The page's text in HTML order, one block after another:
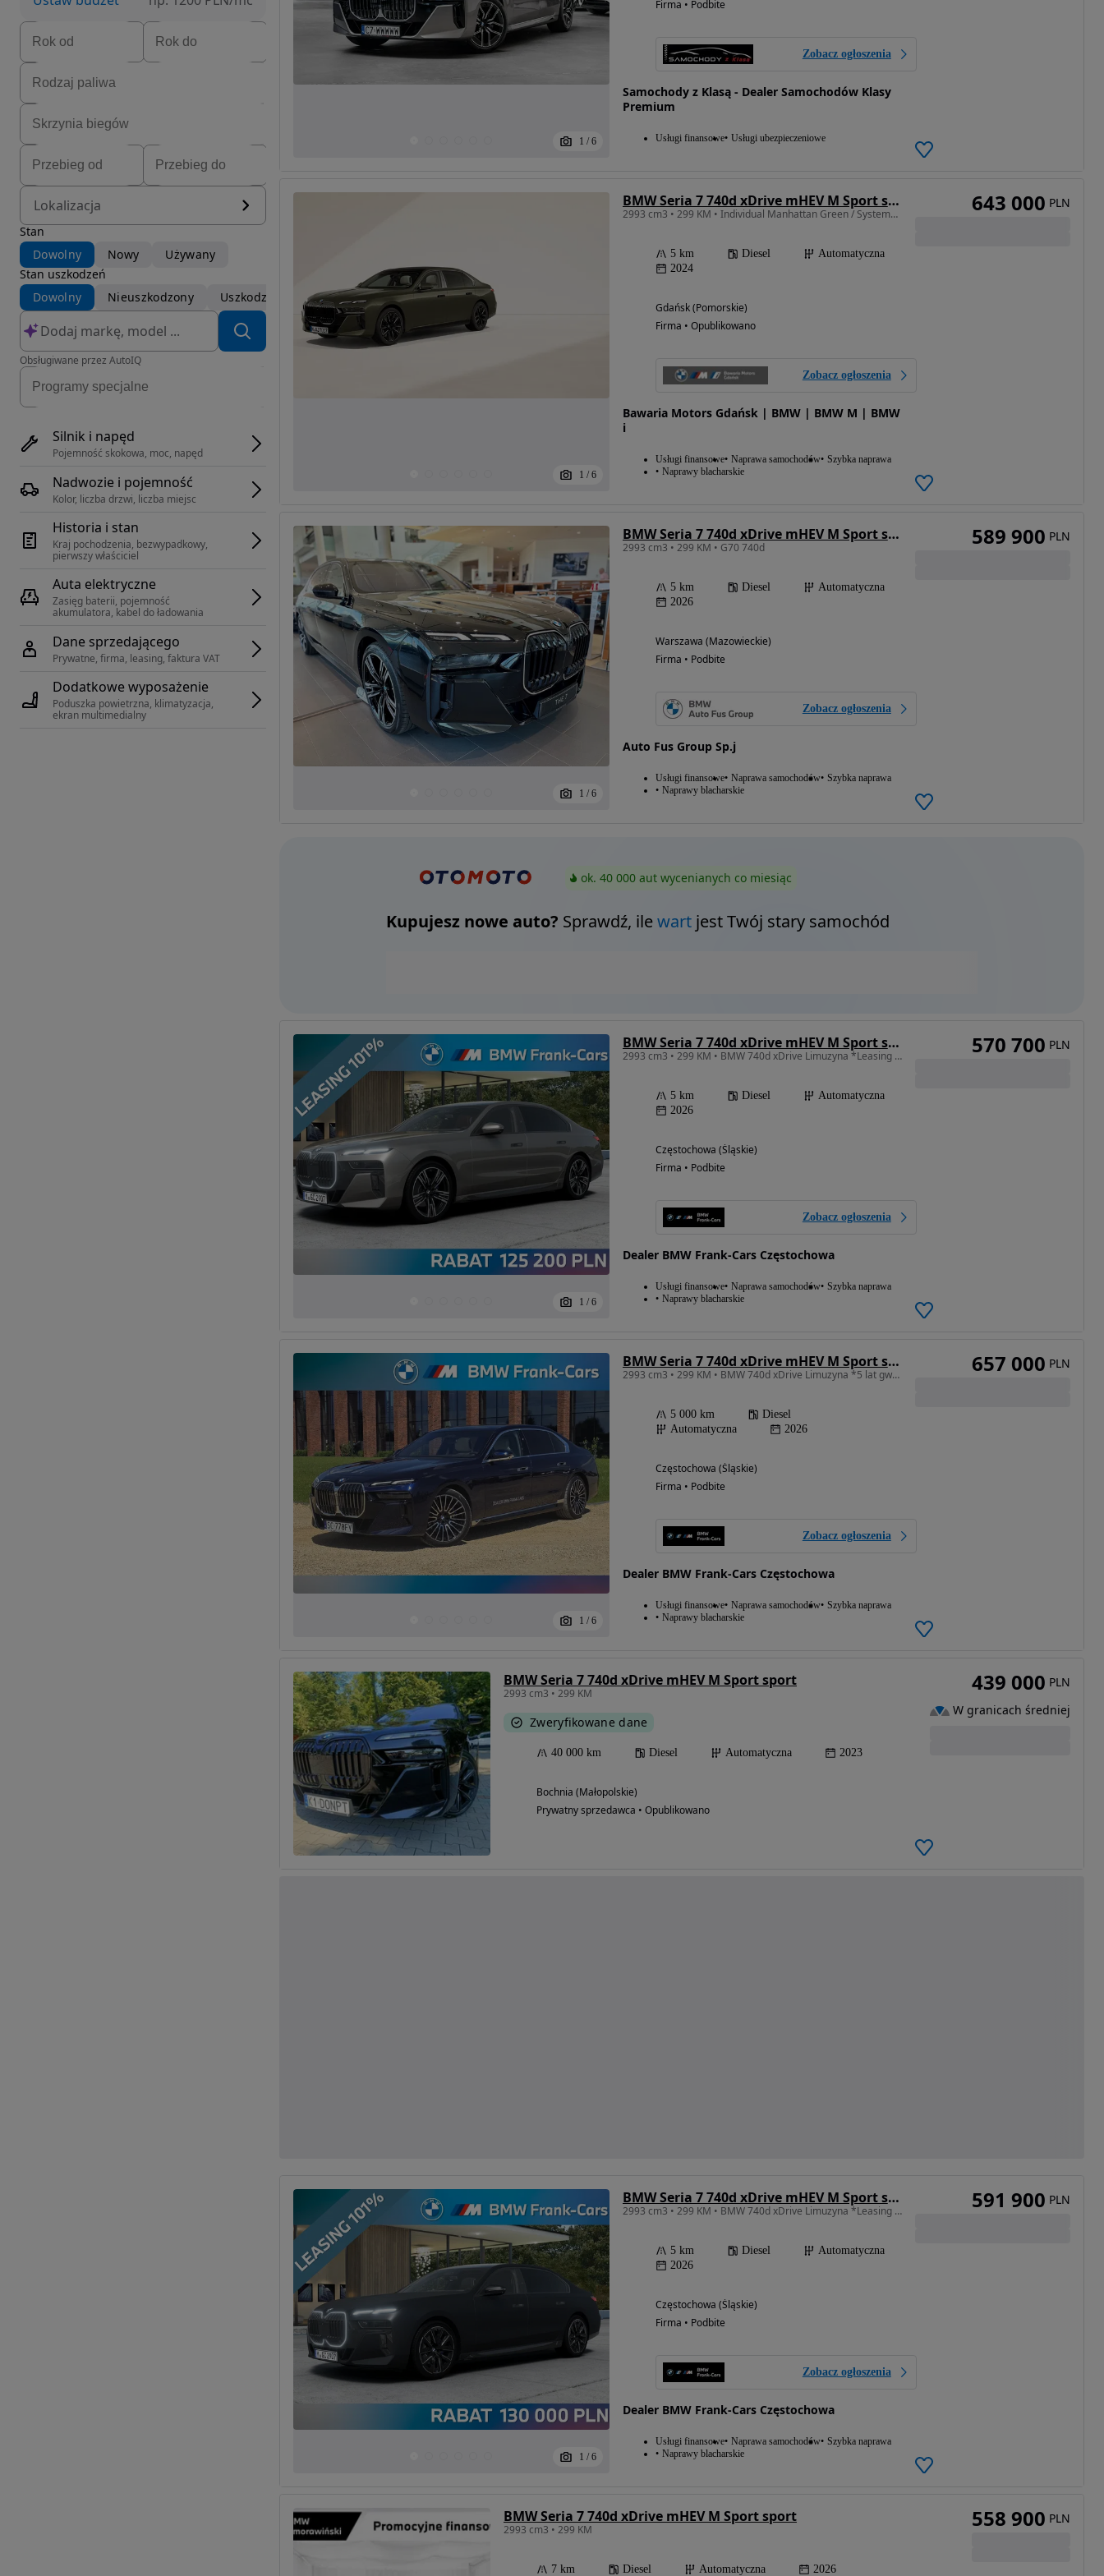
Lokalizacja
Stan
Dowolny
Nowy
Używany
Stan uszkodzeń
Dowolny
Nieuszkodzony Uszkodzony
Obsługiwane przez AutoIQ
Silnik i napęd
Pojemność skokowa, moc, napęd
Nadwozie i pojemność
Kolor, liczba drzwi, liczba miejsc
Historia i stan
Kraj pochodzenia, bezwypadkowy,
pierwszy właściciel
Auta elektryczne
Zasięg baterii, pojemność
akumulatora, kabel do ładowania
Dane sprzedającego
Prywatne, firma, leasing, faktura VAT
Dodatkowe wyposażenie
Poduszka powietrzna, klimatyzacja,
ekran multimedialny
1 / 6
Firma • Podbite
Zobacz ogłoszenia
Samochody z Klasą - Dealer Samochodów Klasy
Premium
Usługi finansowe Usługi ubezpieczeniowe
1 / 6
BMW Seria 7 740d xDrive mHEV M Sport sport
2993 cm3 • 299 KM • Individual Manhattan Green / Systemy Professional / Automatyczne drzwi
5 km Diesel
Automatyczna
2024
Gdańsk (Pomorskie)
Firma • Opublikowano
Zobacz ogłoszenia
Bawaria Motors Gdańsk | BMW | BMW M | BMW
i
Usługi finansowe Naprawa samochodów Szybka naprawa
Naprawy blacharskie
643 000 PLN
1 / 6
BMW Seria 7 740d xDrive mHEV M Sport sport
2993 cm3 • 299 KM • G70 740d
5 km Diesel
Automatyczna
2026
Warszawa (Mazowieckie)
Firma • Podbite
Zobacz ogłoszenia
Auto Fus Group Sp.j
Usługi finansowe Naprawa samochodów Szybka naprawa
Naprawy blacharskie
589 900 PLN
ok. 40 000 aut wycenianych co miesiąc
Kupujesz nowe auto? Sprawdź, ilewartjest Twój stary samochód
1 / 6
BMW Seria 7 740d xDrive mHEV M Sport sport
2993 cm3 • 299 KM • BMW 740d xDrive Limuzyna *Leasing 101%*
5 km Diesel
Automatyczna
2026
Częstochowa (Śląskie)
Firma • Podbite
Zobacz ogłoszenia
Dealer BMW Frank-Cars Częstochowa
Usługi finansowe Naprawa samochodów Szybka naprawa
Naprawy blacharskie
570 700 PLN
1 / 6
BMW Seria 7 740d xDrive mHEV M Sport sport
2993 cm3 • 299 KM • BMW 740d xDrive Limuzyna *5 lat gwarancji* *DEMO*
5 000 km
Diesel
Automatyczna
2026
Częstochowa (Śląskie)
Firma • Podbite
Zobacz ogłoszenia
Dealer BMW Frank-Cars Częstochowa
Usługi finansowe Naprawa samochodów Szybka naprawa
Naprawy blacharskie
657 000 PLN
BMW Seria 7 740d xDrive mHEV M Sport sport
2993 cm3 • 299 KM
Zweryfikowane dane
40 000 km Diesel Automatyczna 2023
Bochnia (Małopolskie)
Prywatny sprzedawca • Opublikowano
439 000 PLN
W granicach średniej
1 / 6
BMW Seria 7 740d xDrive mHEV M Sport sport
2993 cm3 • 299 KM • BMW 740d xDrive Limuzyna *Leasing 101%*
5 km Diesel
Automatyczna
2026
Częstochowa (Śląskie)
Firma • Podbite
Zobacz ogłoszenia
Dealer BMW Frank-Cars Częstochowa
Usługi finansowe Naprawa samochodów Szybka naprawa
Naprawy blacharskie
591 900 PLN
BMW Seria 7 740d xDrive mHEV M Sport sport
2993 cm3 • 299 KM
7 km Diesel Automatyczna 2026
558 900 PLN